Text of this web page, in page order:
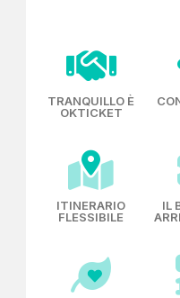
TRANQUILLO È
OKTICKET
ITINERARIO
FLESSIBILE
IL